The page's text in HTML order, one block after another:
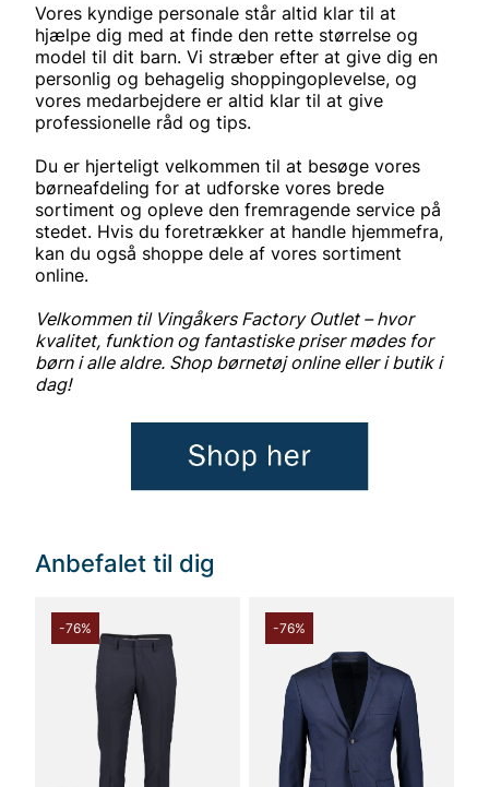
Vores kyndige personale står altid klar til at
hjælpe dig med at finde den rette størrelse og
model til dit barn. Vi stræber efter at give dig en
personlig og behagelig shoppingoplevelse, og
vores medarbejdere er altid klar til at give
professionelle råd og tips.
Du er hjerteligt velkommen til at besøge vores
børneafdeling for at udforske vores brede
sortiment og opleve den fremragende service på
stedet. Hvis du foretrækker at handle hjemmefra,
kan du også shoppe dele af vores sortiment
online.
Velkommen til Vingåkers Factory Outlet – hvor
kvalitet, funktion og fantastiske priser mødes for
børn i alle aldre. Shop børnetøj online eller i butik i
dag!
Anbefalet til dig
-76% -76%